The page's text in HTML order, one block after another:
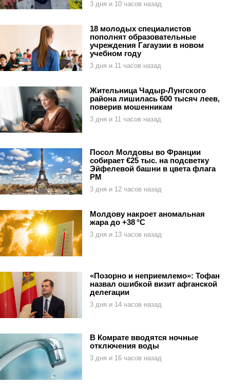
3 дня и 10 часов назад
18 молодых специалистов
пополнят образовательные
учреждения Гагаузии в новом
учебном году
3 дня и 11 часов назад
Жительница Чадыр-Лунгского
района лишилась 600 тысяч леев,
поверив мошенникам
3 дня и 11 часов назад
Посол Молдовы во Франции
собирает €25 тыс. на подсветку
Эйфелевой башни в цвета флага
РМ
3 дня и 12 часов назад
Молдову накроет аномальная
жара до +38 °C
3 дня и 13 часов назад
«Позорно и неприемлемо»: Тофан
назвал ошибкой визит афганской
делегации
3 дня и 14 часов назад
В Комрате вводятся ночные
отключения воды
3 дня и 16 часов назад